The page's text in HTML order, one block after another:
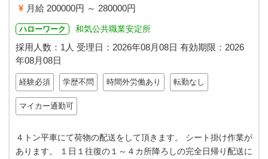
月給 200000円 ～ 280000円
ハローワーク 和気公共職業安定所
採用人数：1人 受理日： 2026年08月08日 有効期限： 2026
年08月08日
経験必須 学歴不問 時間外労働あり 転勤なし
マイカー通勤可
４トン平車にて荷物の配送をして頂きます。 シート掛け作業が
あります。 １日１往復の１～４カ所降ろしの完全日帰り配送に